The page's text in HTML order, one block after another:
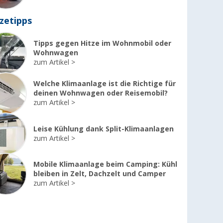
Tipps gegen Hitze im Wohnmobil oder
Wohnwagen
zum Artikel
Welche Klimaanlage ist die Richtige für
deinen Wohnwagen oder Reisemobil?
zum Artikel
Leise Kühlung dank Split-Klimaanlagen
zum Artikel
Mobile Klimaanlage beim Camping: Kühl
bleiben in Zelt, Dachzelt und Camper
zum Artikel